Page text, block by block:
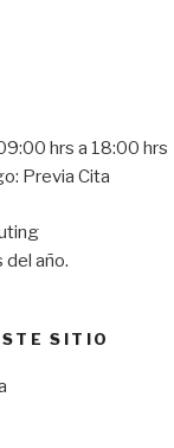
hrs a 18:00 hrs
Previa Cita
año.
SITIO